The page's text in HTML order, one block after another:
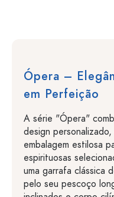
Ópera –
em Perfeição
A série "Ópera"
design
embalagem estilosa
espirituosas
uma garrafa clássica
pelo seu pescoço